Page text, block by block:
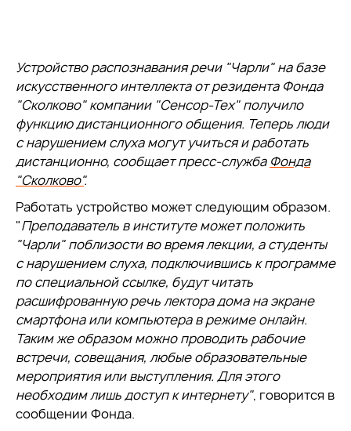
Устройство распознавания речи "Чарли" на базе
искусственного интеллекта от резидента Фонда
"Сколково" компании "Сенсор-Тех" получило
функцию дистанционного общения. Теперь люди
с нарушением слуха могут учиться и работать
дистанционно, сообщает пресс-служба Фонда
"Сколково".
Работать устройство может следующим образом.
"Преподаватель в институте может положить
"Чарли" поблизости во время лекции, а студенты
с нарушением слуха, подключившись к программе
по специальной ссылке, будут читать
расшифрованную речь лектора дома на экране
смартфона или компьютера в режиме онлайн.
Таким же образом можно проводить рабочие
встречи, совещания, любые образовательные
мероприятия или выступления. Для этого
необходим лишь доступ к интернету", говорится в
сообщении Фонда.